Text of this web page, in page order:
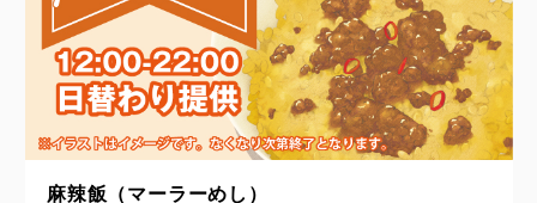
麻辣飯（マーラーめし）